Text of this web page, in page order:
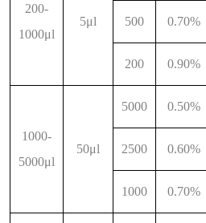
200-
1000μl
5μl 500 0.70%
200 0.90%
1000-
5000μl
50μl
5000 0.50%
2500 0.60%
1000 0.70%